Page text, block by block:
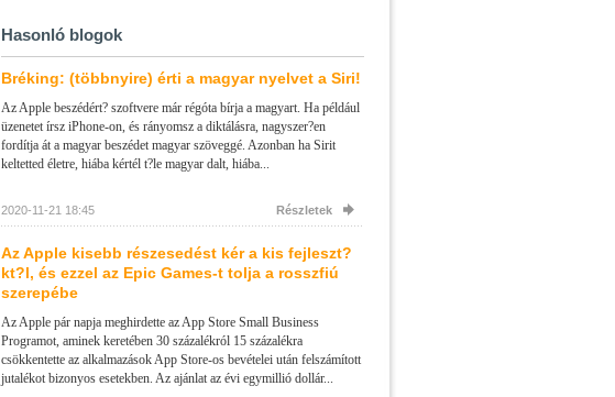
Hasonló blogok
Bréking: (többnyire) érti a magyar nyelvet a Siri!
Az Apple beszédért? szoftvere már régóta bírja a magyart. Ha például
üzenetet írsz iPhone-on, és rányomsz a diktálásra, nagyszer?en
fordítja át a magyar beszédet magyar szöveggé. Azonban ha Sirit
keltetted életre, hiába kértél t?le magyar dalt, hiába...
2020-11-21 18:45 Részletek
Az Apple kisebb részesedést kér a kis fejleszt?
kt?l, és ezzel az Epic Games-t tolja a rosszfiú
szerepébe
Az Apple pár napja meghirdette az App Store Small Business
Programot, aminek keretében 30 százalékról 15 százalékra
csökkentette az alkalmazások App Store-os bevételei után felszámított
jutalékot bizonyos esetekben. Az ajánlat az évi egymillió dollár...